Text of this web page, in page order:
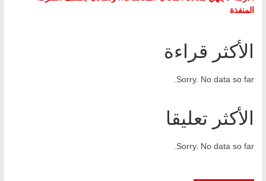
المنفذة
الأكثر قراءة
Sorry. No data so far.
الأكثر تعليقا
Sorry. No data so far.